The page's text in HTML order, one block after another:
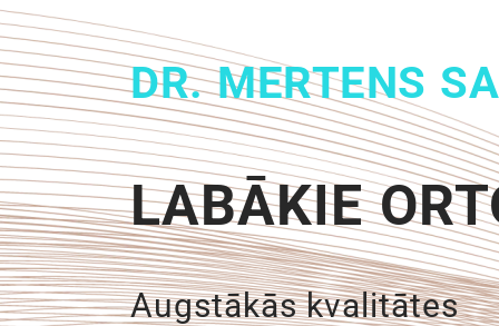
DR. MERTENS
LABĀKIE
Augstākās kvalitātes